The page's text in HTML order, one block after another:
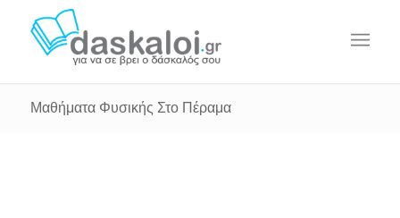
Μαθήματα Φυσικής Στο Πέραμα